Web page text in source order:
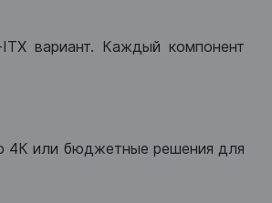
вариант. Каждый компонент
4К или бюджетные решения для